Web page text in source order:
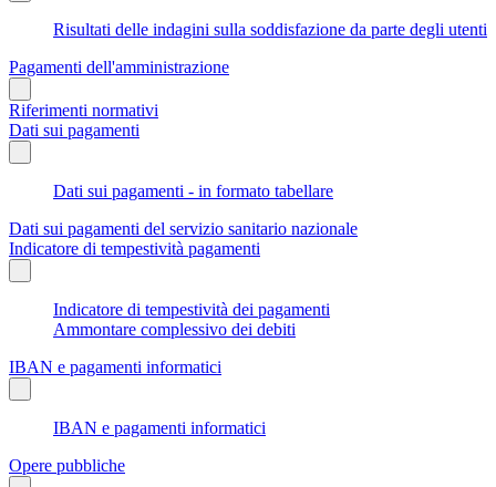
Risultati delle indagini sulla soddisfazione da parte degli utenti
Pagamenti dell'amministrazione
Riferimenti normativi
Dati sui pagamenti
Dati sui pagamenti - in formato tabellare
Dati sui pagamenti del servizio sanitario nazionale
Indicatore di tempestività pagamenti
Indicatore di tempestività dei pagamenti
Ammontare complessivo dei debiti
IBAN e pagamenti informatici
IBAN e pagamenti informatici
Opere pubbliche